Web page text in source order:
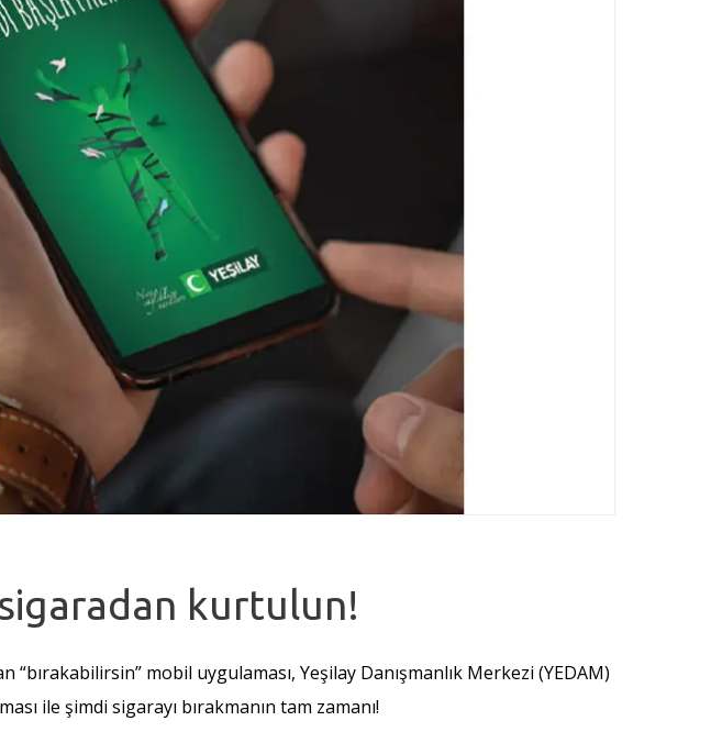
kurtulun!
“bırakabilirsin” mobil uygulaması, Yeşilay Danışmanlık Merkezi (YEDAM)
ile şimdi sigarayı bırakmanın tam zamanı!